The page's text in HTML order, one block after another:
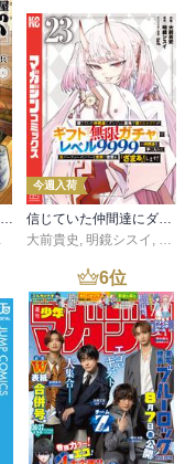
異世界居酒屋「のぶ」(22)
,転
今週入荷
信じていた仲間達にダンジョン奥地で殺されかけたがギフト『無限ガチャ』でレベル９９９９の仲間達を手に入れて元パーティーメンバーと世界に復讐＆『ざまぁ！』します！（２３）
大前貴史 , 明鏡シスイ , ｔ
6位